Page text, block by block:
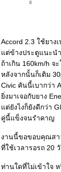
Accord 2.3 ใช้ยาง
ต่ข้างประตูแนะนำ
ถ้าเกิน 160km/h จ
หลังจากนั้นก็เติม
Civic คันนี้เบากว่า
งมาเจอกับยาง
ต่ยังไงก็ยังดีกว่า
คู่นี้แข็งจนรำคาญ
งานนี้ขอขอบคุณสา
ที่ใช้เวลารอรถ 20
ท่านใดที่ไม่เข้าใจ